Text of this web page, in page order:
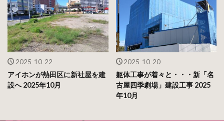
2025-10-22
アイホンが熱田区に新社屋を建
設へ 2025年10月
2025-10-20
躯体工事が着々と・・・新「名
古屋四季劇場」建設工事 2025
年10月